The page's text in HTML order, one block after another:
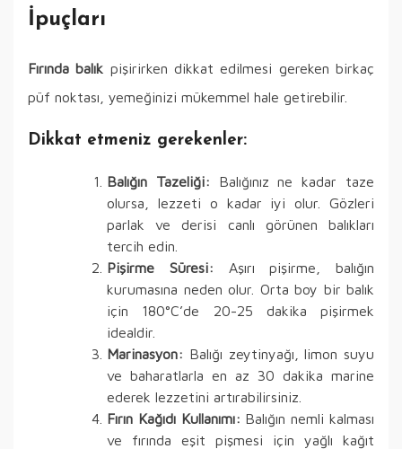
İpuçları
Fırında balık pişirirken dikkat edilmesi gereken birkaç
püf noktası, yemeğinizi mükemmel hale getirebilir.
Dikkat etmeniz gerekenler:
Balığın Tazeliği: Balığınız ne kadar taze
olursa, lezzeti o kadar iyi olur. Gözleri
parlak ve derisi canlı görünen balıkları
tercih edin.
Pişirme Süresi: Aşırı pişirme, balığın
kurumasına neden olur. Orta boy bir balık
için 180°C’de 20-25 dakika pişirmek
idealdir.
Marinasyon: Balığı zeytinyağı, limon suyu
ve baharatlarla en az 30 dakika marine
ederek lezzetini artırabilirsiniz.
Fırın Kağıdı Kullanımı: Balığın nemli kalması
ve fırında eşit pişmesi için yağlı kağıt